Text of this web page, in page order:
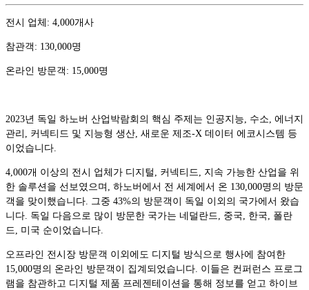
전시 업체: 4,000개사
참관객: 130,000명
온라인 방문객: 15,000명
2023년 독일 하노버 산업박람회의 핵심 주제는 인공지능, 수소, 에너지
관리, 커넥티드 및 지능형 생산, 새로운 제조-X 데이터 에코시스템 등
이었습니다.
4,000개 이상의 전시 업체가 디지털, 커넥티드, 지속 가능한 산업을 위
한 솔루션을 선보였으며, 하노버에서 전 세계에서 온 130,000명의 방문
객을 맞이했습니다. 그중 43%의 방문객이 독일 이외의 국가에서 왔습
니다. 독일 다음으로 많이 방문한 국가는 네덜란드, 중국, 한국, 폴란
드, 미국 순이었습니다.
오프라인 전시장 방문객 이외에도 디지털 방식으로 행사에 참여한
15,000명의 온라인 방문객이 집계되었습니다. 이들은 컨퍼런스 프로그
램을 참관하고 디지털 제품 프레젠테이션을 통해 정보를 얻고 하이브